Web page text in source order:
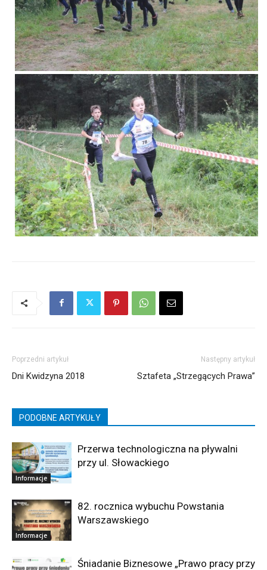
Poprzedni artykuł
Dni Kwidzyna 2018
Następny artykuł
Sztafeta „Strzegących Prawa”
PODOBNE ARTYKUŁY
Informacje
Przerwa technologiczna na pływalni
przy ul. Słowackiego
Informacje
82. rocznica wybuchu Powstania
Warszawskiego
Śniadanie Biznesowe „Prawo pracy przy